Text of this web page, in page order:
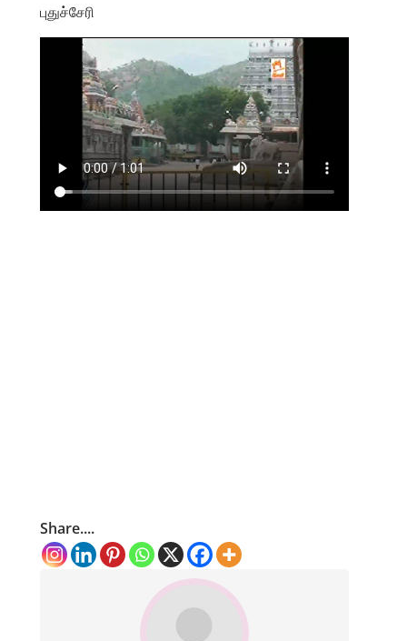
புதுச்சேரி
Share....